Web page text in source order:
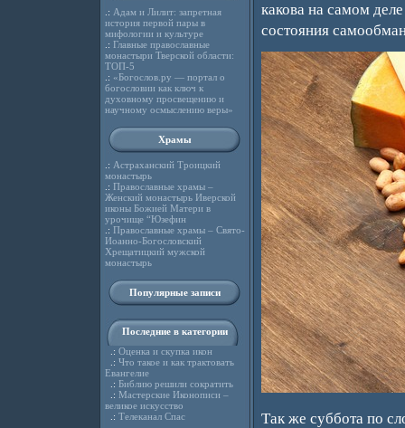
.: Адам и Лилит: запретная
история первой пары в
мифологии и культуре
.: Главные православные
монастыри Тверской области:
ТОП-5
.: «Богослов.ру — портал о
богословии как ключ к
духовному просвещению и
научному осмыслению веры»
Храмы
.: Астраханский Троицкий
монастырь
.: Православные храмы –
Женский монастырь Иверской
иконы Божией Матери в
урочище “Юзефин
.: Православные храмы – Свято-
Иоанно-Богословский
Хрещатицкий мужской
монастырь
Популярные записи
Последние в категории
.: Оценка и скупка икон
.: Что такое и как трактовать
Евангелие
.: Библию решили сократить
.: Мастерские Иконописи –
великое искусство
.: Телеканал Спас
какова на самом
состояния
Так же суббота по